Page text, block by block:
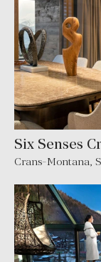
Six Senses
Crans-Montana,